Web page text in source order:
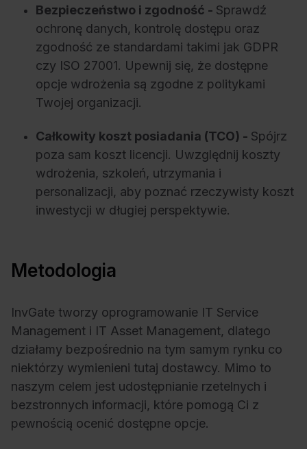
Bezpieczeństwo i zgodność - Sprawdź
ochronę danych, kontrolę dostępu oraz
zgodność ze standardami takimi jak GDPR
czy ISO 27001. Upewnij się, że dostępne
opcje wdrożenia są zgodne z politykami
Twojej organizacji.
Całkowity koszt posiadania (TCO) - Spójrz
poza sam koszt licencji. Uwzględnij koszty
wdrożenia, szkoleń, utrzymania i
personalizacji, aby poznać rzeczywisty koszt
inwestycji w długiej perspektywie.
Metodologia
InvGate tworzy oprogramowanie IT Service
Management i IT Asset Management, dlatego
działamy bezpośrednio na tym samym rynku co
niektórzy wymienieni tutaj dostawcy. Mimo to
naszym celem jest udostępnianie rzetelnych i
bezstronnych informacji, które pomogą Ci z
pewnością ocenić dostępne opcje.